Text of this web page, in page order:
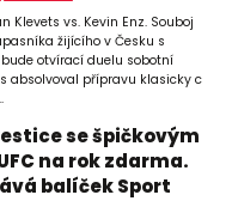
Klevets vs. Kevin Enz. Souboj
žijícího v Česku s
otvírací duelu sobotní
absolvoval přípravu klasicky c
se špičkovým
na rok zdarma.
balíček Sport